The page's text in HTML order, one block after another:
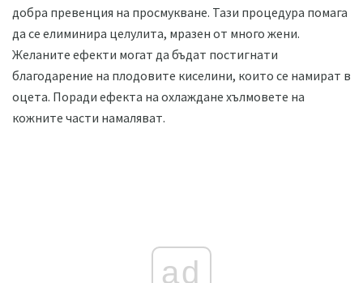
добра превенция на просмукване. Тази процедура помага
да се елиминира целулита, мразен от много жени.
Желаните ефекти могат да бъдат постигнати
благодарение на плодовите киселини, които се намират в
оцета. Поради ефекта на охлаждане хълмовете на
кожните части намаляват.
ad